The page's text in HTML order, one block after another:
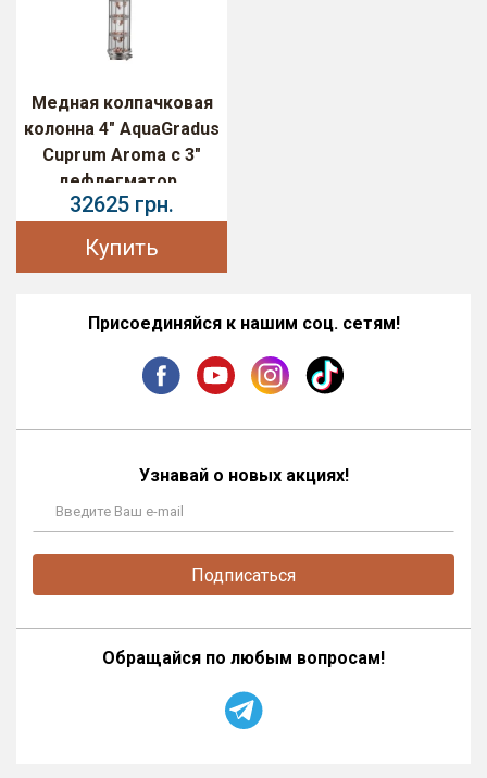
Медная колпачковая
колонна 4" AquaGradus
Cuprum Aroma с 3"
дефлегматор..
32625 грн.
Купить
Присоединяйся к нашим соц. сетям!
Узнавай о новых акциях!
Подписаться
Обращайся по любым вопросам!